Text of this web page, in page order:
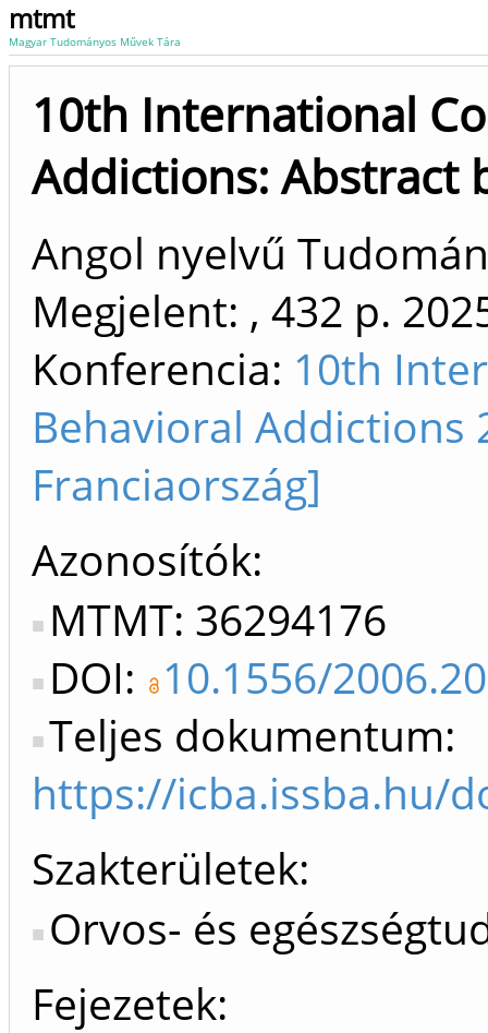
mtmt
Magyar Tudományos Művek Tára
10th International
Addictions: Abstract
Angol nyelvű
Megjelent: , 432 p.
Konferencia: 10th
Behavioral Addictions
Franciaország]
Azonosítók
MTMT: 36294176
DOI: 10.1556/
Teljes dokumentum:
https://icba.issba.hu/
Szakterületek:
Orvos- és
Fejezetek